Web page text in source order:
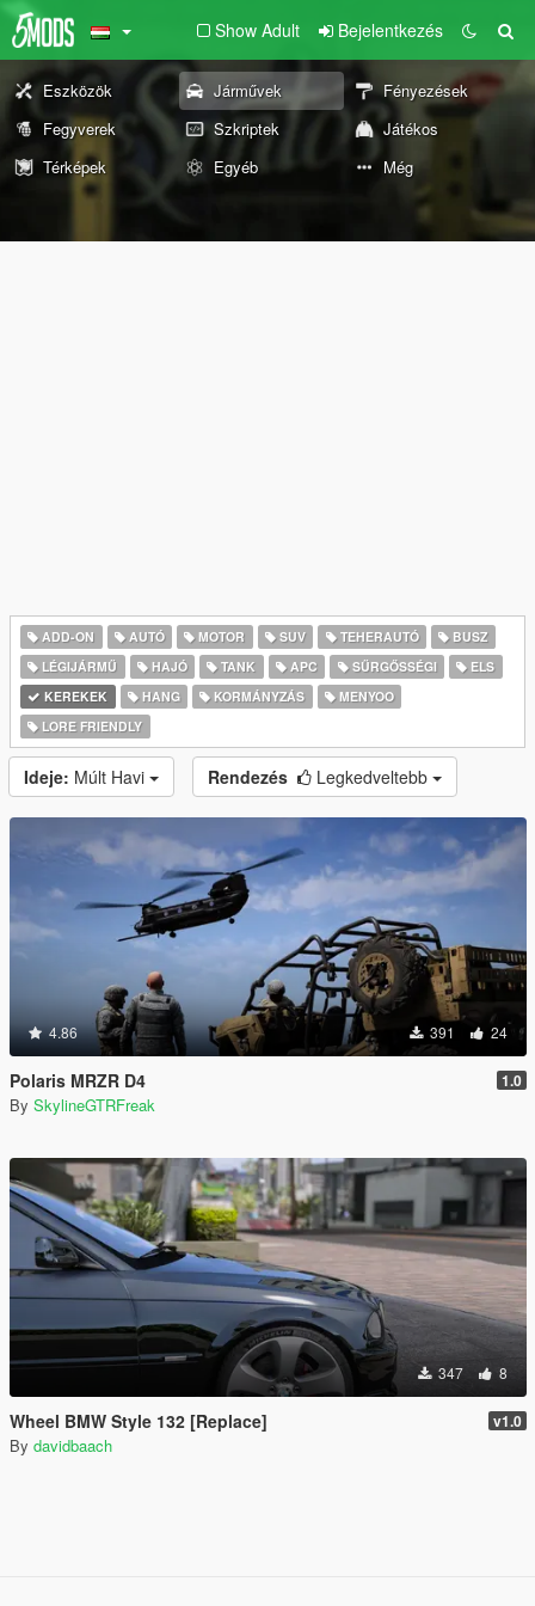
Show Adult Bejelentkezés
Eszközök Járművek
Fényezések
Fegyverek
Szkriptek
Játékos
Térképek
Egyéb Még
ADD-ON AUTÓ MOTOR SUV TEHERAUTÓ
BUSZ
LÉGIJÁRMŰ
HAJÓ TANK APC SŰRGŐSSÉGI
ELS
KEREKEK
HANG KORMÁNYZÁS
MENYOO
LORE FRIENDLY
Ideje: Múlt Havi Rendezés Legkedveltebb
4.86 391 24
Polaris MRZR D4 1.0
By SkylineGTRFreak
347 8
Wheel BMW Style 132 [Replace] v1.0
By davidbaach